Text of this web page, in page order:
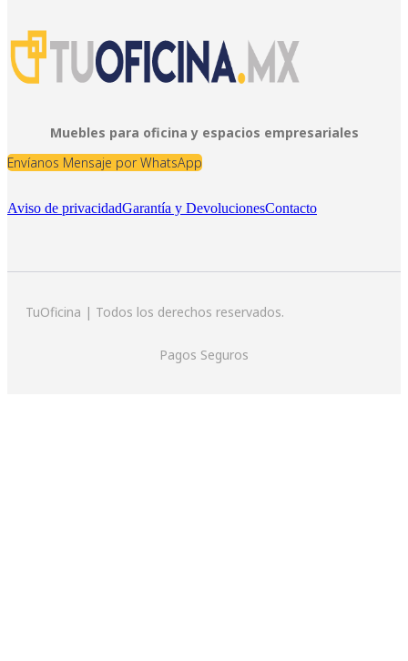
Muebles para oficina y espacios empresariales
Envíanos Mensaje por WhatsApp
Aviso de privacidadGarantía y DevolucionesContacto
TuOficina | Todos los derechos reservados.
Pagos Seguros